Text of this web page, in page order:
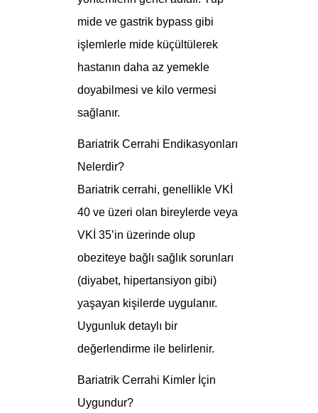
mide ve gastrik bypass gibi
işlemlerle mide küçültülerek
hastanın daha az yemekle
doyabilmesi ve kilo vermesi
sağlanır.
Bariatrik Cerrahi Endikasyonları
Nelerdir?
Bariatrik cerrahi, genellikle VKİ
40 ve üzeri olan bireylerde veya
VKİ 35’in üzerinde olup
obeziteye bağlı sağlık sorunları
(diyabet, hipertansiyon gibi)
yaşayan kişilerde uygulanır.
Uygunluk detaylı bir
değerlendirme ile belirlenir.
Bariatrik Cerrahi Kimler İçin
Uygundur?